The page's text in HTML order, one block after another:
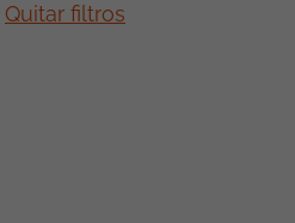
Quitar filtros